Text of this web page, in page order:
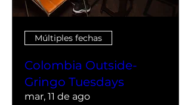
Múltiples fechas
Colombia Outside-
Gringo Tuesdays
mar, 11 de ago